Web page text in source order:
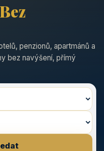
Bez
penzionů, apartmánů a
bez navýšení, přímý